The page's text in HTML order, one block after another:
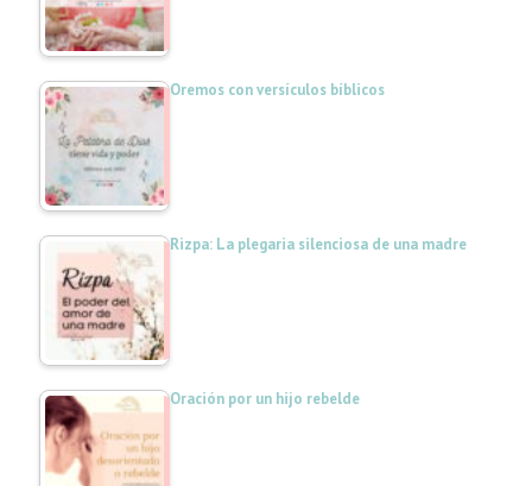
Oremos con versículos bíblicos
Rizpa: La plegaria silenciosa de una madre
Oración por un hijo rebelde